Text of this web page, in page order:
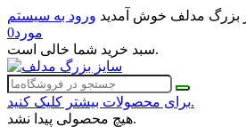
بزرگ مدلف خوش آمدید ورود به سیستم
0مورد
سبد خرید شما خالی است.
برای محصولات بیشتر کلیک کنید.
هیچ محصولی پیدا نشد.